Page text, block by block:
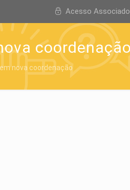
Acesso Associado
coordenação
nova coordenação